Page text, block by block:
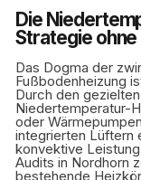
Die
Strategie ohne
Das Dogma der
Fußbodenheizung
Durch den
Niedertemperatur-
oder
integrierten Lüftern
konvektive
Audits in Nordhorn
bestehende